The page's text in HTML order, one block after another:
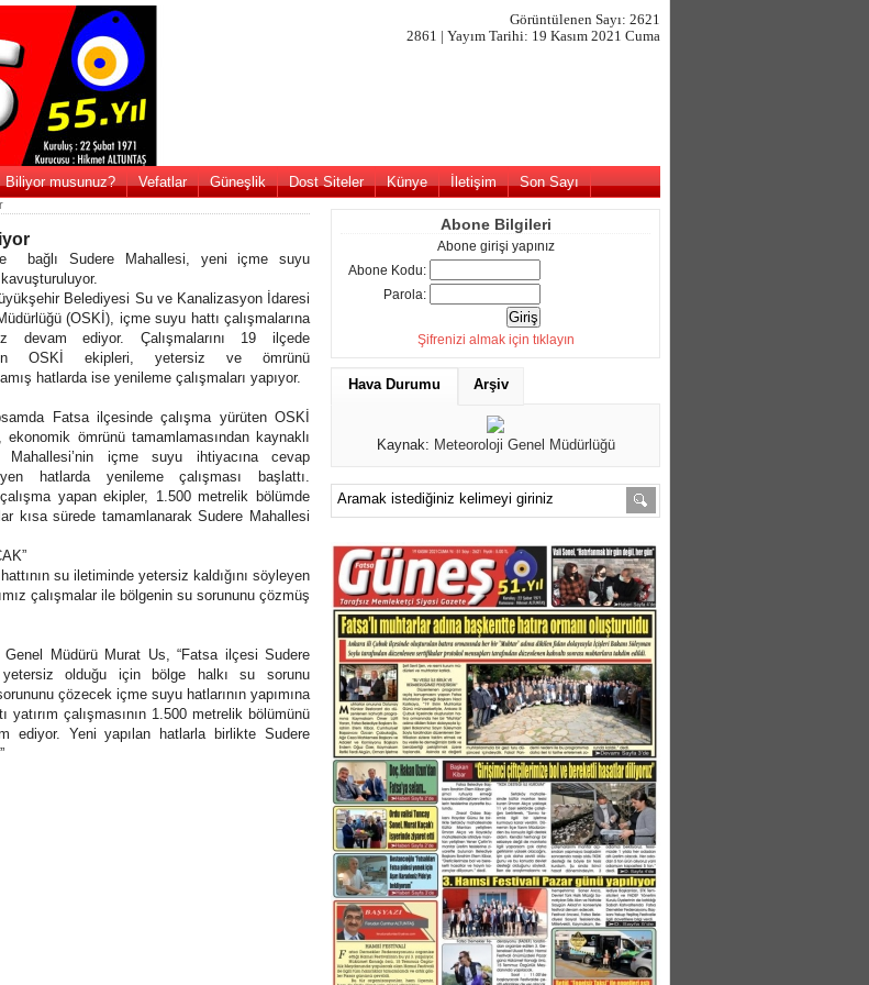
Görüntülenen Sayı: 2621
2861 | Yayım Tarihi: 19 Kasım 2021 Cuma
Biliyor musunuz? Vefatlar Güneşlik Dost Siteler Künye İletişim Son Sayı
bağlı Sudere Mahallesi, yeni içme suyu
kavuşturuluyor.
Belediyesi Su ve Kanalizasyon İdaresi
(OSKİ), içme suyu hattı çalışmalarına
devam ediyor. Çalışmalarını 19 ilçede
OSKİ ekipleri, yetersiz ve ömrünü
hatlarda ise yenileme çalışmaları yapıyor.
Fatsa ilçesinde çalışma yürüten OSKİ
ekonomik ömrünü tamamlamasından kaynaklı
Mahallesi’nin içme suyu ihtiyacına cevap
hatlarda yenileme çalışması başlattı.
yapan ekipler, 1.500 metrelik bölümde
kısa sürede tamamlanarak Sudere Mahallesi
su iletiminde yetersiz kaldığını söyleyen
çalışmalar ile bölgenin su sorununu çözmüş
Genel Müdürü Murat Us, “Fatsa ilçesi Sudere
olduğu için bölge halkı su sorunu
çözecek içme suyu hatlarının yapımına
çalışmasının 1.500 metrelik bölümünü
ediyor. Yeni yapılan hatlarla birlikte Sudere
Abone Bilgileri
Abone girişi yapınız
Abone Kodu:
Parola:
Şifrenizi almak için tıklayın
Hava Durumu Arşiv
Kaynak: Meteoroloji Genel Müdürlüğü